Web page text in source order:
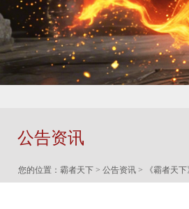
公告资讯
您的位置： 霸者天下 > 公告资讯 > 《霸者天下